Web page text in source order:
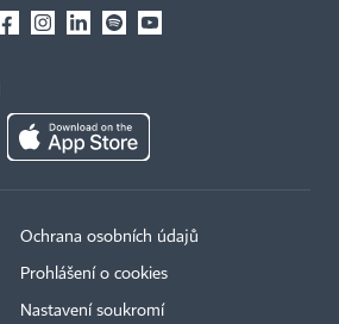
Ochrana osobních údajů
Prohlášení o cookies
Nastavení soukromí